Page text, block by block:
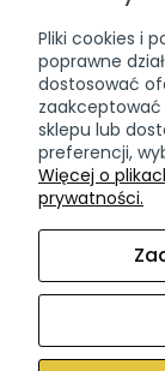
Czas i koszty dostawy
Częste pytania (FAQ)
Zwroty & wymiana
Ponowna dostawa
Dokumenty
Polityka Prywatności
Pliki cookies i
poprawne
dostosować
zaakceptować
sklepu lub
preferencji,
Więcej o
prywatności.